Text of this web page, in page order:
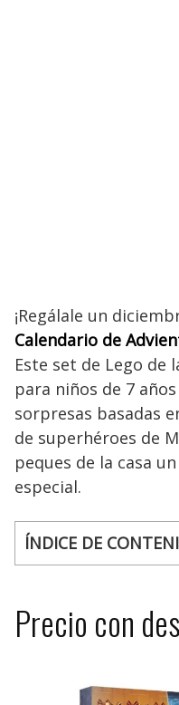
¡Regálale un
Calendario de
Este set de Lego de
para niños de 7
sorpresas basadas
de superhéroes de
peques de la casa
especial.
ÍNDICE DE
Precio con